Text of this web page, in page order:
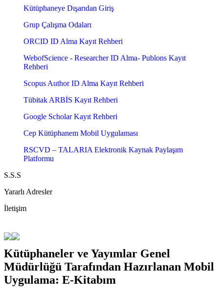
Kütüphaneye Dışarıdan Giriş
Grup Çalışma Odaları
ORCID ID Alma Kayıt Rehberi
WebofScience - Researcher ID Alma- Publons Kayıt
Rehberi
Scopus Author ID Alma Kayıt Rehberi
Tübitak ARBİS Kayıt Rehberi
Google Scholar Kayıt Rehberi
Cep Kütüphanem Mobil Uygulaması
RSCVD – TALARIA Elektronik Kaynak Paylaşım
Platformu
S.S.S
Yararlı Adresler
İletişim
Kütüphaneler ve Yayımlar Genel
Müdürlüğü Tarafından Hazırlanan Mobil
Uygulama: E-Kitabım